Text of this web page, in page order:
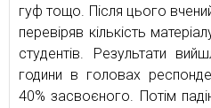
гуф тощо. Після цього
перевіряв кількість
студентів. Результати
години в головах
40% засвоєного. Потім